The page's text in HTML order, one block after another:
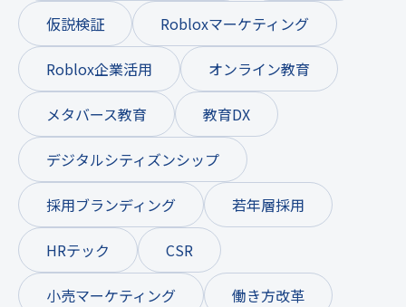
仮説検証 Robloxマーケティング
Roblox企業活用 オンライン教育
メタバース教育 教育DX
デジタルシティズンシップ
採用ブランディング 若年層採用
HRテック CSR
小売マーケティング 働き方改革